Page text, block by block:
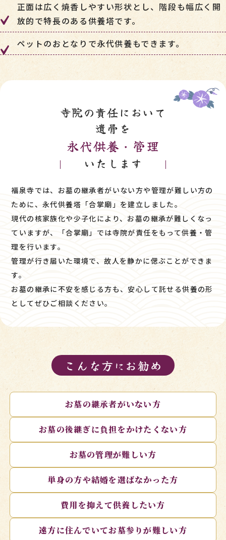
正面は広く焼香しやすい形状とし、階段も幅広く開
放的で特長のある供養塔です。
ペットのおとなりで永代供養もできます。
寺院の責任において
遺骨を
永代供養・管理
いたします
福泉寺では、お墓の継承者がいない方や管理が難しい方の
ために、 永代供養塔「合掌廟」を建立しました。
現代の核家族化や少子化により、お墓の継承が難しくなっ
ていますが、
「合掌廟」では寺院が責任をもって供養・管
理を行います。
管理が行き届いた環境で、故人を静かに偲ぶことができま
す。
お墓の継承に不安を感じる方も、安心して託せる供養の形
としてぜひご相談ください。
こんな方 に お勧め
お墓の継承者がいない方
お墓の後継ぎに負担をかけたくない方
お墓の管理が難しい方
単身の方や結婚を選ばなかった方
費用を抑えて供養したい方
遠方に住んでいてお墓参りが難しい方